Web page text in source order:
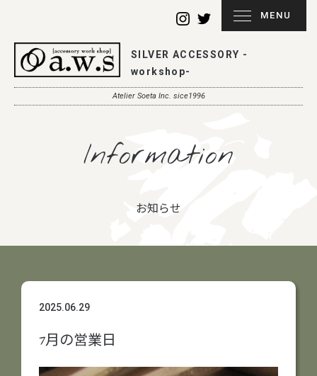
SILVER ACCESSORY -
workshop-
Atelier Soeta Inc. sice1996
MENU
Information
お知らせ
2025.06.29
7月の営業日